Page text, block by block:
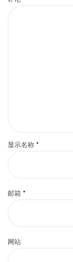
显示名称 *
邮箱 *
网站